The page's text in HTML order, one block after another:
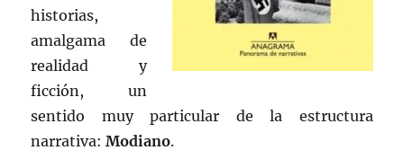
historias,
amalgama de
realidad y
ficción, un
sentido muy particular de la estructura
narrativa:Modiano.